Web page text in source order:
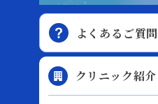
よくあるご質問
クリニック紹介